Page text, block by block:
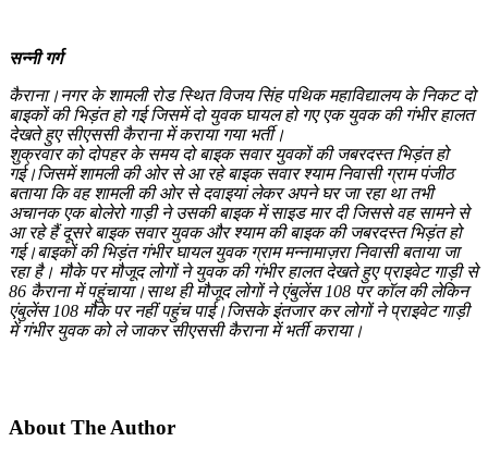
सन्नी गर्ग
कैराना।नगर के शामली रोड स्थित विजय सिंह पथिक महाविद्यालय के निकट दो
बाइकों की भिड़ंत हो गई जिसमें दो युवक घायल हो गए एक युवक की गंभीर हालत
देखते हुए सीएससी कैराना में कराया गया भर्ती।
शुक्रवार को दोपहर के समय दो बाइक सवार युवकों की जबरदस्त भिड़ंत हो
गई।जिसमें शामली की ओर से आ रहे बाइक सवार श्याम निवासी ग्राम पंजीठ
बताया कि वह शामली की ओर से दवाइयां लेकर अपने घर जा रहा था तभी
अचानक एक बोलेरो गाड़ी ने उसकी बाइक में साइड मार दी जिससे वह सामने से
आ रहे हैं दूसरे बाइक सवार युवक और श्याम की बाइक की जबरदस्त भिड़ंत हो
गई।बाइकों की भिड़ंत गंभीर घायल युवक ग्राम मन्नामाज़रा निवासी बताया जा
रहा है। मौके पर मौजूद लोगों ने युवक की गंभीर हालत देखते हुए प्राइवेट गाड़ी से
86 कैराना में पहुंचाया।साथ ही मौजूद लोगों ने एंबुलेंस 108 पर कॉल की लेकिन
एंबुलेंस 108 मौके पर नहीं पहुंच पाई।जिसके इंतजार कर लोगों ने प्राइवेट गाड़ी
में गंभीर युवक को ले जाकर सीएससी कैराना में भर्ती कराया।
About The Author